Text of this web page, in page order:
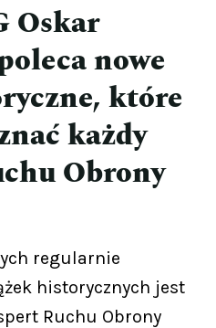
Oskar
nowe
które
każdy
Obrony
regularnie
historycznych jest
Ruchu Obrony